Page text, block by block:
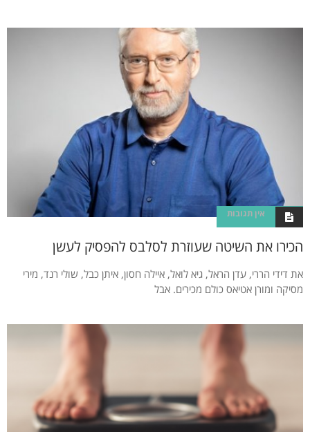
אין תגובות
הכירו את השיטה שעוזרת לסלבס להפסיק לעשן
את דידי הררי, עדן הראל, גיא לואל, איילה חסון, איתן כבל, שולי רנד, מירי
מסיקה ומורן אטיאס כולם מכירים. אבל